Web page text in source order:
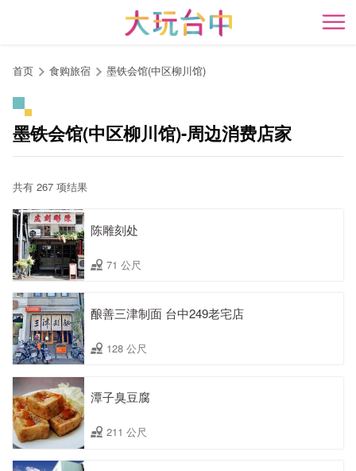
开
首页 食购旅宿 墨铁会馆(中区柳川馆)
墨铁会馆(中区柳川馆)-周边消费店家
共有 267 项结果
陈雕刻处
71 公尺
酿善三津制面 台中249老宅店
128 公尺
潭子臭豆腐
211 公尺